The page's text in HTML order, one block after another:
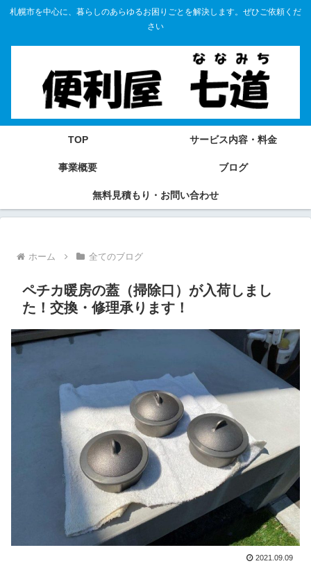
札幌市を中心に、暮らしのあらゆるお困りごとを解決します。ぜひご依頼くだ
さい
TOP サービス内容・料金
事業概要 ブログ
無料見積もり・お問い合わせ
ホーム 全てのブログ
ペチカ暖房の蓋（掃除口）が入荷しまし
た！交換・修理承ります！
2021.09.09